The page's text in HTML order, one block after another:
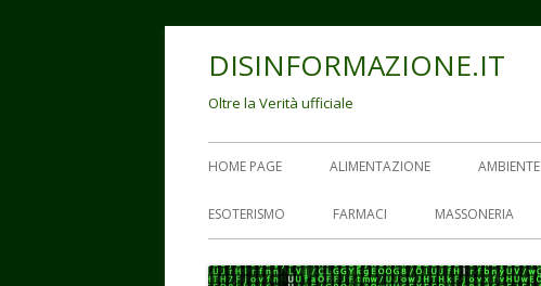
DISINFORMAZIONE.IT
Oltre la Verità ufficiale
Menu
principale
HOME PAGE ALIMENTAZIONE AMBIENTE
ESOTERISMO FARMACI MASSONERIA